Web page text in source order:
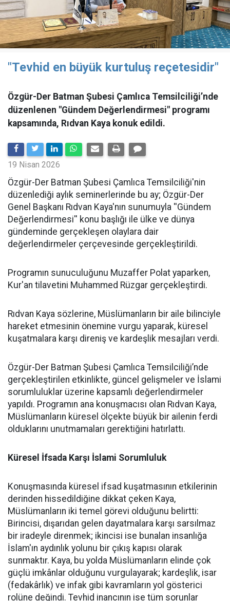
"Tevhid en büyük kurtuluş reçetesidir"
Özgür-Der Batman Şubesi Çamlıca Temsilciliği’nde
düzenlenen "Gündem Değerlendirmesi" programı
kapsamında, Rıdvan Kaya konuk edildi.
19 Nisan 2026
​Özgür-Der Batman Şubesi Çamlıca Temsilciliği'nin
düzenlediği aylık seminerlerinde bu ay; Özgür-Der
Genel Başkanı Rıdvan Kaya'nın sunumuyla ''Gündem
Değerlendirmesi'' konu başlığı ile ülke ve dünya
gündeminde gerçekleşen olaylara dair
değerlendirmeler çerçevesinde gerçekleştirildi.
Programın sunuculuğunu Muzaffer Polat yaparken,
Kur'an tilavetini Muhammed Rüzgar gerçekleştirdi.
Rıdvan Kaya sözlerine, Müslümanların bir aile bilinciyle
hareket etmesinin önemine vurgu yaparak, küresel
kuşatmalara karşı direniş ve kardeşlik mesajları verdi.
Özgür-Der Batman Şubesi Çamlıca Temsilciliği’nde
gerçekleştirilen etkinlikte, güncel gelişmeler ve İslami
sorumluluklar üzerine kapsamlı değerlendirmeler
yapıldı. Programın ana konuşmacısı olan Rıdvan Kaya,
Müslümanların küresel ölçekte büyük bir ailenin ferdi
olduklarını unutmamaları gerektiğini hatırlattı.
Küresel İfsada Karşı İslami Sorumluluk
Konuşmasında küresel ifsad kuşatmasının etkilerinin
derinden hissedildiğine dikkat çeken Kaya,
Müslümanların iki temel görevi olduğunu belirtti:
Birincisi, dışarıdan gelen dayatmalara karşı sarsılmaz
bir iradeyle direnmek; ikincisi ise bunalan insanlığa
İslam'ın aydınlık yolunu bir çıkış kapısı olarak
sunmaktır. Kaya, bu yolda Müslümanların elinde çok
güçlü imkânlar olduğunu vurgulayarak; kardeşlik, isar
(fedakârlık) ve infak gibi kavramların yol gösterici
rolüne değindi. Tevhid inancının ise tüm sorunlar